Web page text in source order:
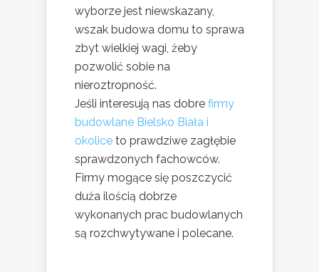
wyborze jest niewskazany,
wszak budowa domu to sprawa
zbyt wielkiej wagi, żeby
pozwolić sobie na
nieroztropność.
Jeśli interesują nas dobre firmy
budowlane Bielsko Biała i
okolice to prawdziwe zagłębie
sprawdzonych fachowców.
Firmy mogące się poszczycić
duża ilością dobrze
wykonanych prac budowlanych
są rozchwytywane i polecane.